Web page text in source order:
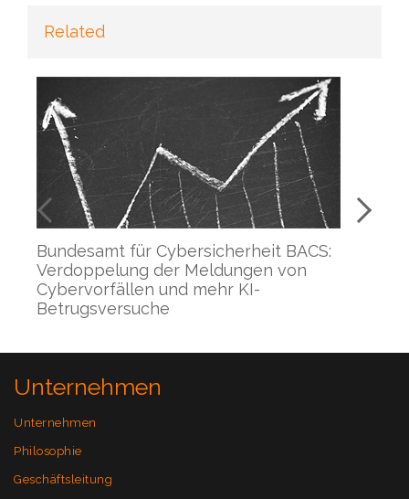
Related
Bundesamt für Cybersicherheit BACS:
Verdoppelung der Meldungen von
Cybervorfällen und mehr KI-
Betrugsversuche
Unternehmen
Unternehmen
Philosophie
Geschäftsleitung